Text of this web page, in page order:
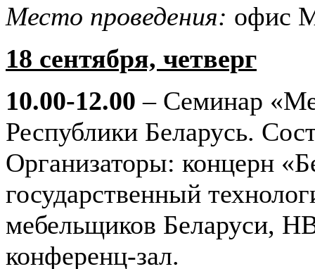
Место проведения: офис
18 сентября, четверг
10.00-12.00 – Семинар
Республики Беларусь.
Организаторы: концерн
государственный
мебельщиков Беларуси,
конференц-зал.